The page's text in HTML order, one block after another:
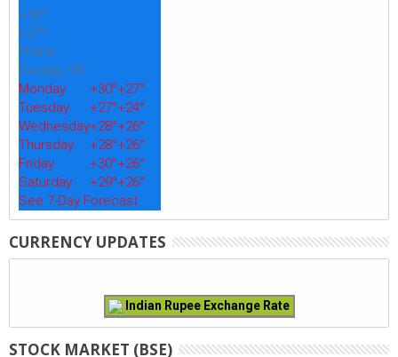
+30°
+27°
Thane
Sunday, 09
Monday
+30°+27°
Tuesday
+27°+24°
Wednesday+28°+26°
Thursday
+28°+26°
Friday
+30°+26°
Saturday
+29°+26°
See 7-Day Forecast
CURRENCY UPDATES
Indian Rupee Exchange Rate
STOCK MARKET (BSE)